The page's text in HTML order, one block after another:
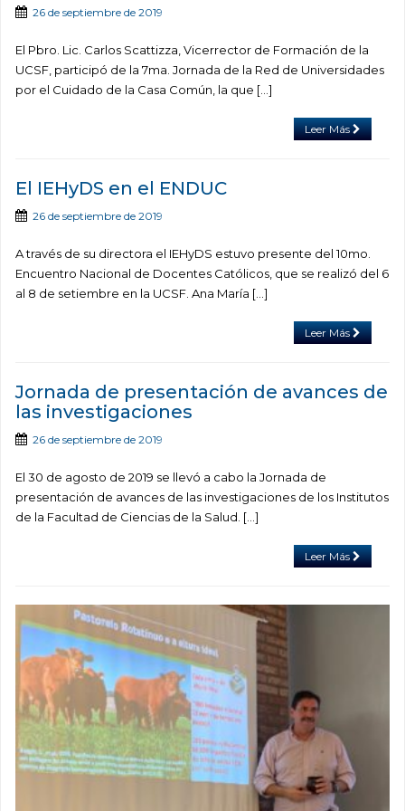
26 de septiembre de 2019
El Pbro. Lic. Carlos Scattizza, Vicerrector de Formación de la
UCSF, participó de la 7ma. Jornada de la Red de Universidades
por el Cuidado de la Casa Común, la que […]
Leer Más
El IEHyDS en el ENDUC
26 de septiembre de 2019
A través de su directora el IEHyDS estuvo presente del 10mo.
Encuentro Nacional de Docentes Católicos, que se realizó del 6
al 8 de setiembre en la UCSF. Ana María […]
Leer Más
Jornada de presentación de avances de
las investigaciones
26 de septiembre de 2019
El 30 de agosto de 2019 se llevó a cabo la Jornada de
presentación de avances de las investigaciones de los Institutos
de la Facultad de Ciencias de la Salud. […]
Leer Más